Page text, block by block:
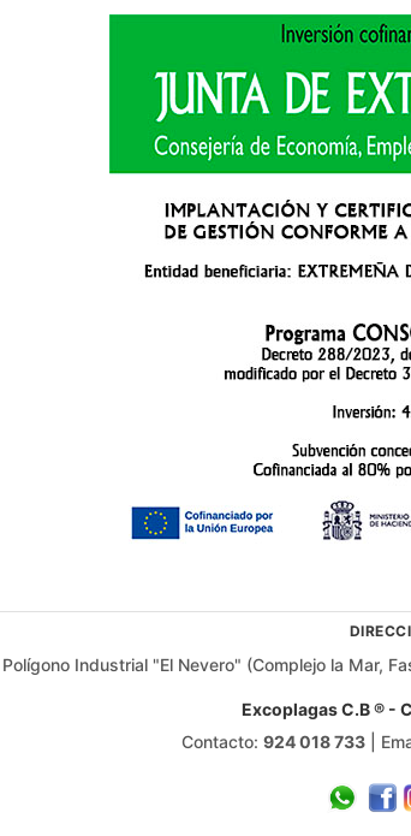
Polígono Industrial "El Nevero" (Complejo la Mar,
Excoplagas C.B ® -
Contacto: 924 018 733|